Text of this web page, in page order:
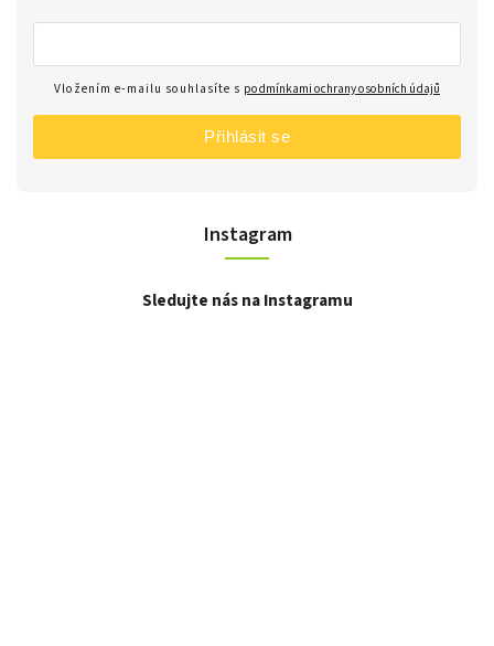
Instagram
Sledujte nás na Instagramu
Vložením e-mailu souhlasíte s podmínkami ochrany osobních údajů
Přihlásit se